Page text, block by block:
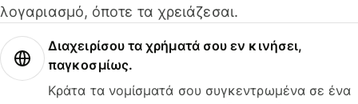
λογαριασμό, όποτε τα χρειάζεσαι.
Διαχειρίσου τα χρήματά σου εν κινήσει,
παγκοσμίως.
Κράτα τα νομίσματά σου συγκεντρωμένα σε ένα